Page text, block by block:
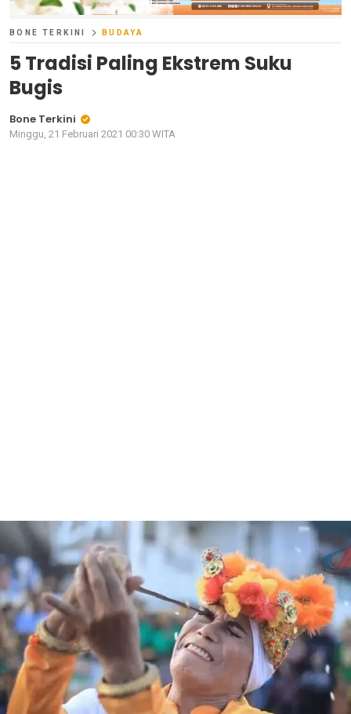
BONE TERKINI BUDAYA
5 Tradisi Paling Ekstrem Suku
Bugis
Bone Terkini
Minggu, 21 Februari 2021 00:30 WITA